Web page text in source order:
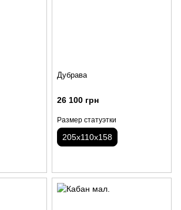
Дубрава
26 100 грн
Размер статуэтки
205х110х158